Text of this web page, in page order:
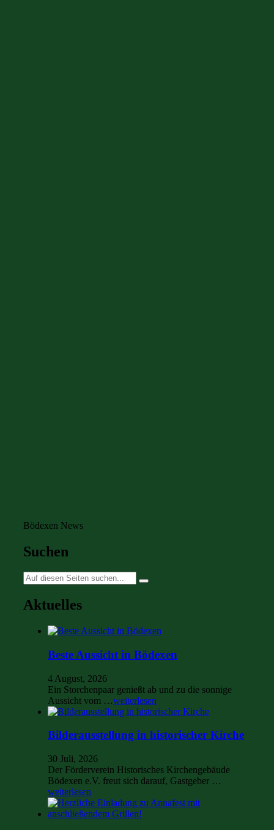
Bödexen News
Suchen
Suche
nach:
Aktuelles
Beste Aussicht in Bödexen
4 August, 2026
Ein Storchenpaar genießt ab und zu die sonnige
Aussicht vom …weiterlesen
Bilderausstellung in historischer Kirche
30 Juli, 2026
Der Förderverein Historisches Kirchengebäude
Bödexen e.V. freut sich darauf, Gastgeber …
weiterlesen